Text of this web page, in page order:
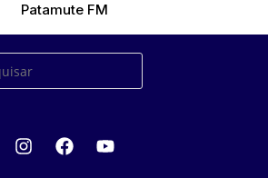
Patamute FM